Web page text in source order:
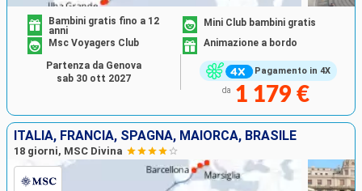
Pagamento in 4X
Bambini gratis fino a 12
anni
Mini Club bambini gratis
Msc Voyagers Club
Animazione a bordo
da 1 179 €
Partenza da Genova
sab 30 ott 2027
ITALIA, FRANCIA, SPAGNA, MAIORCA, BRASILE
18 giorni, MSC Divina